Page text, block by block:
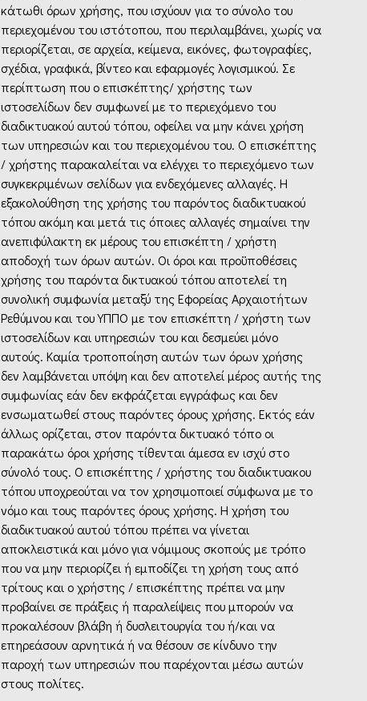
κάτωθι όρων χρήσης, που ισχύουν για το σύνολο του
περιεχομένου του ιστότοπου, που περιλαμβάνει, χωρίς να
περιορίζεται, σε αρχεία, κείμενα, εικόνες, φωτογραφίες,
σχέδια, γραφικά, βίντεο και εφαρμογές λογισμικού. Σε
περίπτωση που ο επισκέπτης/ χρήστης των
ιστοσελίδων δεν συμφωνεί με το περιεχόμενο του
διαδικτυακού αυτού τόπου, οφείλει να μην κάνει χρήση
των υπηρεσιών και του περιεχομένου του. Ο επισκέπτης
/ χρήστης παρακαλείται να ελέγχει το περιεχόμενο των
συγκεκριμένων σελίδων για ενδεχόμενες αλλαγές. Η
εξακολούθηση της χρήσης του παρόντος διαδικτυακού
τόπου ακόμη και μετά τις όποιες αλλαγές σημαίνει την
ανεπιφύλακτη εκ μέρους του επισκέπτη / χρήστη
αποδοχή των όρων αυτών. Οι όροι και προϋποθέσεις
χρήσης του παρόντα δικτυακού τόπου αποτελεί τη
συνολική συμφωνία μεταξύ της Εφορείας Αρχαιοτήτων
Ρεθύμνου και του ΥΠΠΟ με τον επισκέπτη / χρήστη των
ιστοσελίδων και υπηρεσιών του και δεσμεύει μόνο
αυτούς. Καμία τροποποίηση αυτών των όρων χρήσης
δεν λαμβάνεται υπόψη και δεν αποτελεί μέρος αυτής της
συμφωνίας εάν δεν εκφράζεται εγγράφως και δεν
ενσωματωθεί στους παρόντες όρους χρήσης. Εκτός εάν
άλλως ορίζεται, στον παρόντα δικτυακό τόπο οι
παρακάτω όροι χρήσης τίθενται άμεσα εν ισχύ στο
σύνολό τους. Ο επισκέπτης / χρήστης του διαδικτυακου
τόπου υποχρεούται να τον χρησιμοποιεί σύμφωνα με το
νόμο και τους παρόντες όρους χρήσης. Η χρήση του
διαδικτυακού αυτού τόπου πρέπει να γίνεται
αποκλειστικά και μόνο για νόμιμους σκοπούς με τρόπο
που να μην περιορίζει ή εμποδίζει τη χρήση τους από
τρίτους και ο χρήστης / επισκέπτης πρέπει να μην
προβαίνει σε πράξεις ή παραλείψεις που μπορούν να
προκαλέσουν βλάβη ή δυσλειτουργία του ή/και να
επηρεάσουν αρνητικά ή να θέσουν σε κίνδυνο την
παροχή των υπηρεσιών που παρέχονται μέσω αυτών
στους πολίτες.